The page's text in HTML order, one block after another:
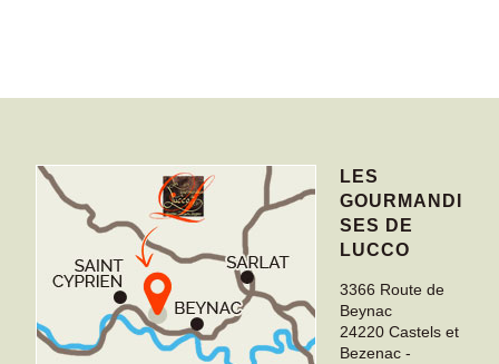
LES
GOURMANDI
SES DE
LUCCO
3366 Route de
Beynac
24220 Castels et
Bezenac -